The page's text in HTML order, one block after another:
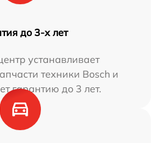
до 3-х лет
устанавливает
техники Bosch и
гарантию до 3 лет.